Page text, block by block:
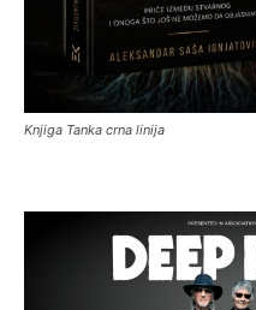
Knjiga Tanka crna linija